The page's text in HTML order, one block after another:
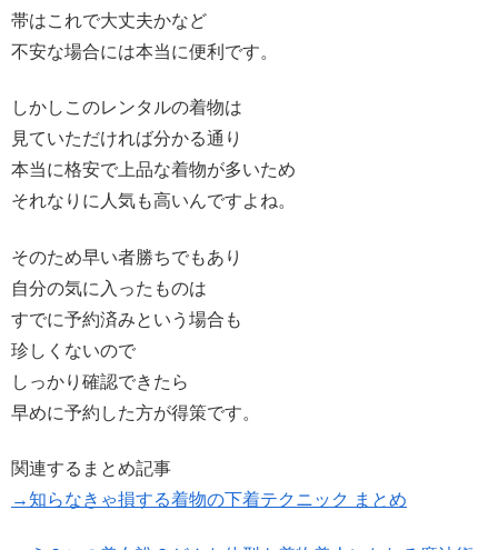
帯はこれで大丈夫かなど
不安な場合には本当に便利です。
しかしこのレンタルの着物は
見ていただければ分かる通り
本当に格安で上品な着物が多いため
それなりに人気も高いんですよね。
そのため早い者勝ちでもあり
自分の気に入ったものは
すでに予約済みという場合も
珍しくないので
しっかり確認できたら
早めに予約した方が得策です。
関連するまとめ記事
→知らなきゃ損する着物の下着テクニック まとめ